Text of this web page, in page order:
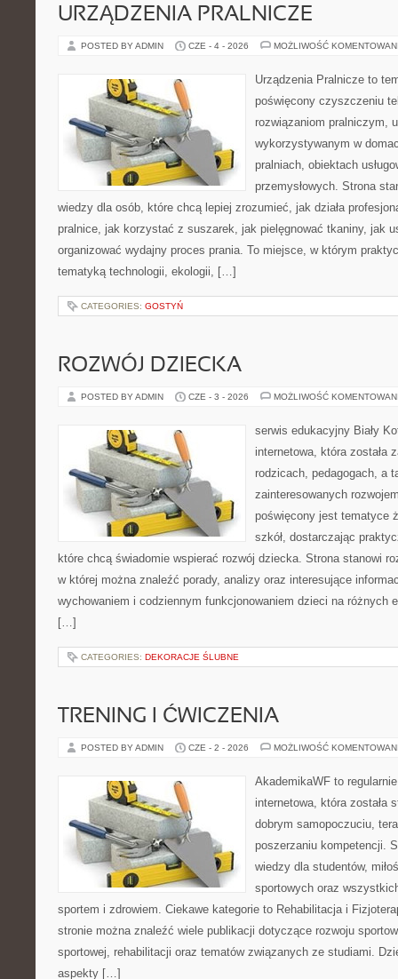
URZĄDZENIA PRALNICZE
POSTED BY ADMIN CZE - 4 - 2026 MOŻLIWOŚĆ
Urządzenia Pralnicze to
poświęcony czyszczeniu
rozwiązaniom pralniczym,
wykorzystywanym w
pralniach, obiektach
przemysłowych. Strona
wiedzy dla osób, które chcą lepiej zrozumieć, jak działa
pralnice, jak korzystać z suszarek, jak pielęgnować tkaniny, jak
organizować wydajny proces prania. To miejsce, w którym
tematyką technologii, ekologii, […]
CATEGORIES: GOSTYŃ
ROZWÓJ DZIECKA
POSTED BY ADMIN CZE - 3 - 2026 MOŻLIWOŚĆ
serwis edukacyjny Biały
internetowa, która została
rodzicach, pedagogach, a
zainteresowanych
poświęcony jest tematyce
szkół, dostarczając
które chcą świadomie wspierać rozwój dziecka. Strona stanowi
w której można znaleźć porady, analizy oraz interesujące
wychowaniem i codziennym funkcjonowaniem dzieci na różnych
[…]
CATEGORIES: DEKORACJE ŚLUBNE
TRENING I ĆWICZENIA
POSTED BY ADMIN CZE - 2 - 2026 MOŻLIWOŚĆ
AkademikaWF to
internetowa, która została
dobrym samopoczuciu,
poszerzaniu kompetencji.
wiedzy dla studentów,
sportowych oraz
sportem i zdrowiem. Ciekawe kategorie to Rehabilitacja i
stronie można znaleźć wiele publikacji dotyczące rozwoju
sportowej, rehabilitacji oraz tematów związanych ze studiami.
aspekty […]